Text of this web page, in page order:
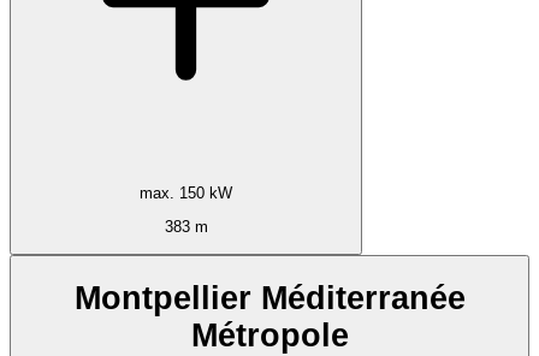
max. 150 kW
383 m
Montpellier Méditerranée
Métropole